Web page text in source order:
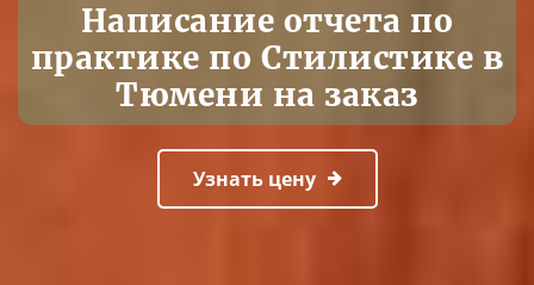
Написание отчета по
практике по Стилистике в
Тюмени на заказ
Узнать цену